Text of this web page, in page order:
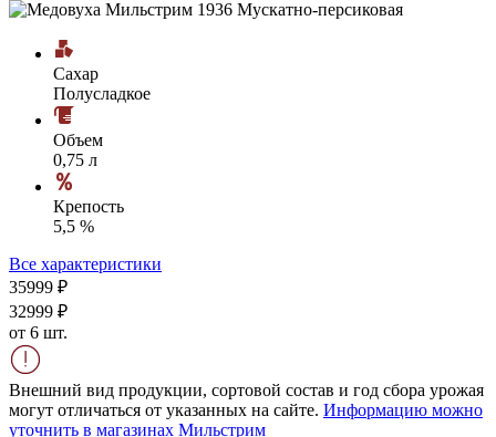
Сахар
Полусладкое
Объем
0,75 л
Крепость
5,5 %
Все характеристики
35999 ₽
32999 ₽
от 6 шт.
Внешний вид продукции, сортовой состав и год сбора урожая
могут отличаться от указанных на сайте. Информацию можно
уточнить в магазинах Мильстрим